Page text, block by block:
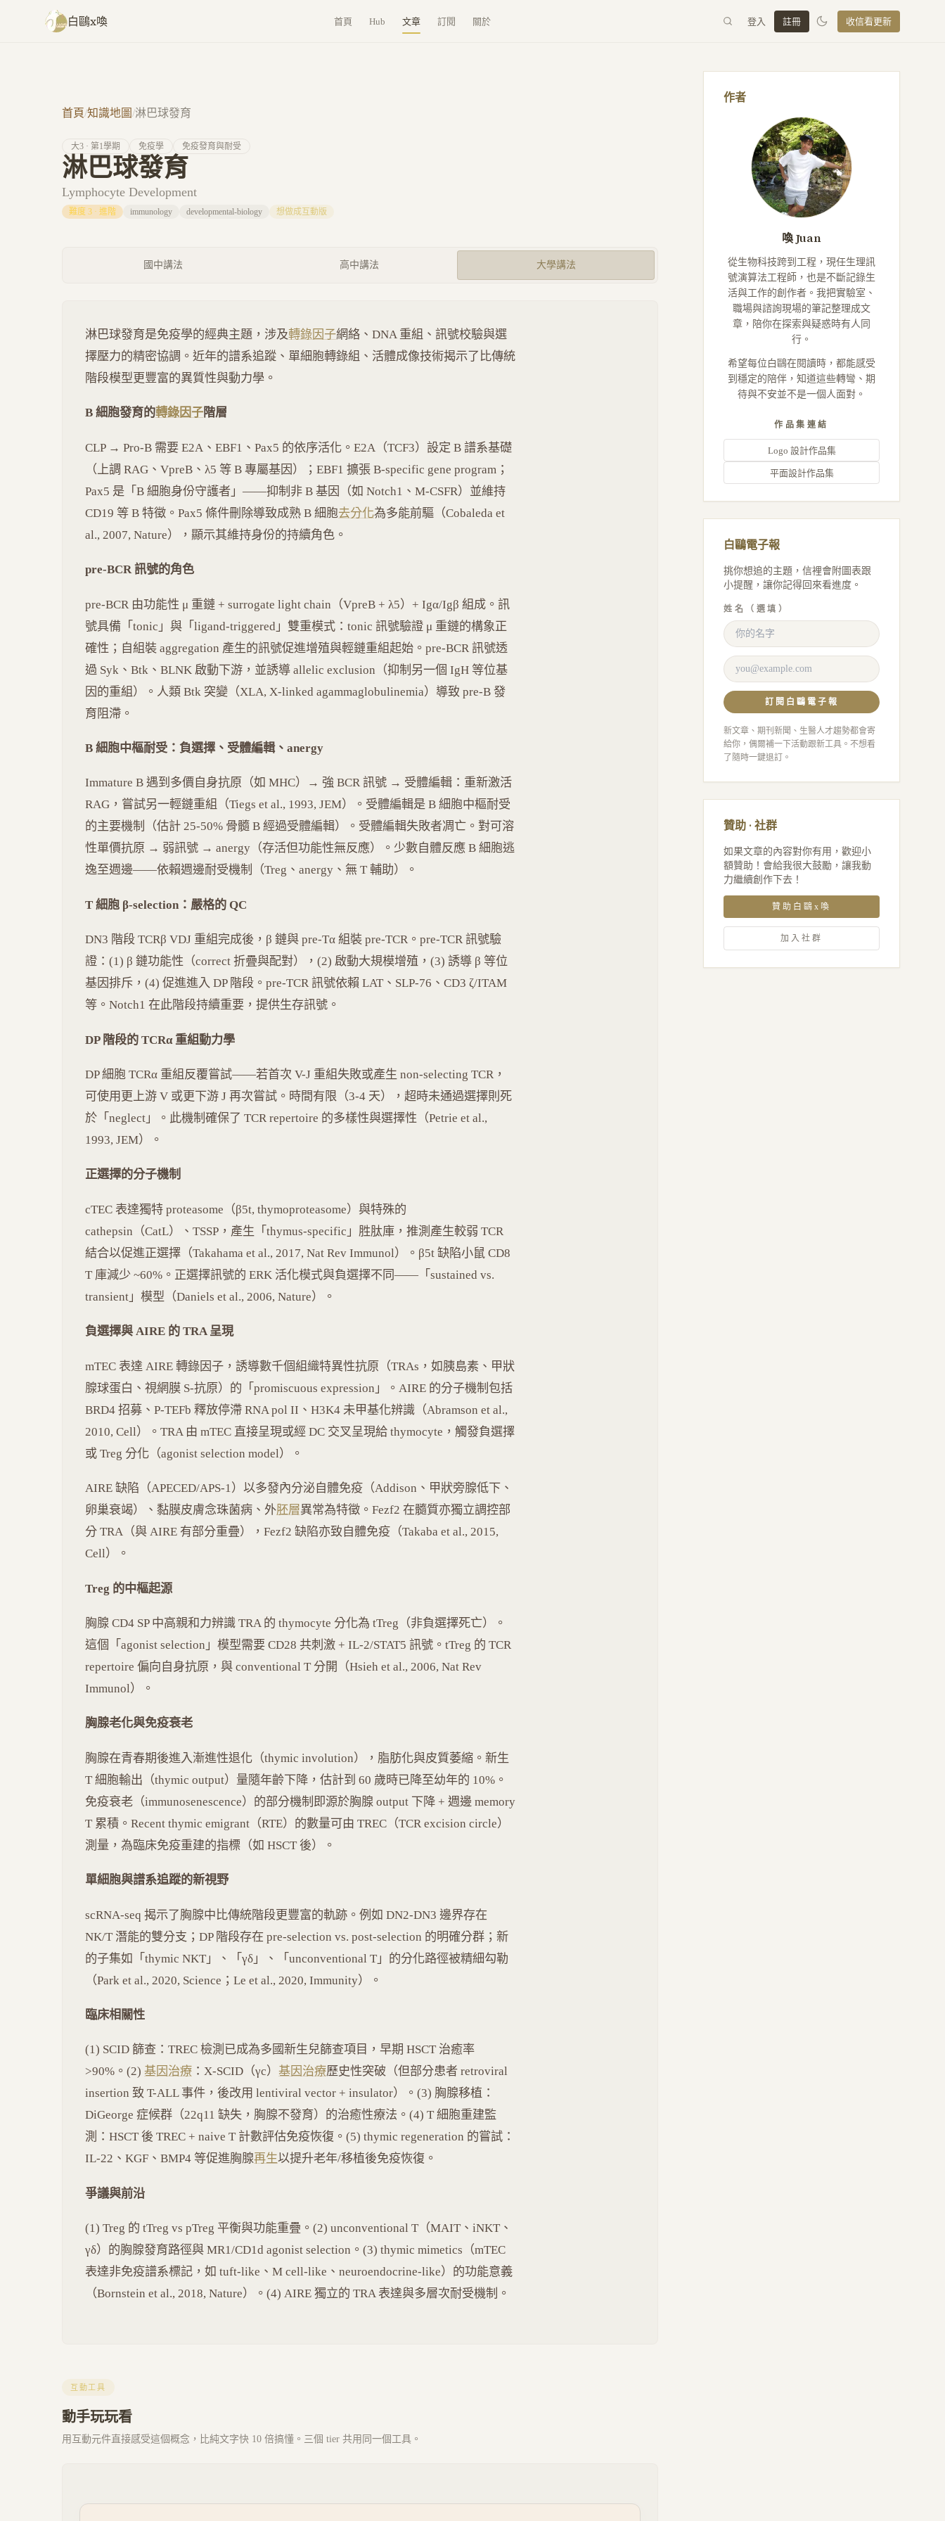
跳至主要內容
白鷗x喚 首頁 Hub 文章 訂閱 關於 登入 註冊 收信看更新
首頁/知識地圖/淋巴球發育
大3 · 第1學期 免疫學 免疫發育與耐受
淋巴球發育
Lymphocyte Development
難度 3 · 進階 immunology developmental-biology 想做成互動版
國中講法 高中講法 大學講法
淋巴球發育是免疫學的經典主題，涉及轉錄因子網絡、DNA 重組、訊號校驗與選
擇壓力的精密協調。近年的譜系追蹤、單細胞轉錄組、活體成像技術揭示了比傳統
階段模型更豐富的異質性與動力學。
B 細胞發育的轉錄因子階層
CLP → Pro-B 需要 E2A、EBF1、Pax5 的依序活化。E2A（TCF3）設定 B 譜系基礎
（上調 RAG、VpreB、λ5 等 B 專屬基因）；EBF1 擴張 B-specific gene program；
Pax5 是「B 細胞身份守護者」——抑制非 B 基因（如 Notch1、M-CSFR）並維持
CD19 等 B 特徵。Pax5 條件刪除導致成熟 B 細胞去分化為多能前驅（Cobaleda et
al., 2007, Nature），顯示其維持身份的持續角色。
pre-BCR 訊號的角色
pre-BCR 由功能性 μ 重鏈 + surrogate light chain（VpreB + λ5）+ Igα/Igβ 組成。訊
號具備「tonic」與「ligand-triggered」雙重模式：tonic 訊號驗證 μ 重鏈的構象正
確性；自組裝 aggregation 產生的訊號促進增殖與輕鏈重組起始。pre-BCR 訊號透
過 Syk、Btk、BLNK 啟動下游，並誘導 allelic exclusion（抑制另一個 IgH 等位基
因的重組）。人類 Btk 突變（XLA, X-linked agammaglobulinemia）導致 pre-B 發
育阻滯。
B 細胞中樞耐受：負選擇、受體編輯、anergy
Immature B 遇到多價自身抗原（如 MHC）→ 強 BCR 訊號 → 受體編輯：重新激活
RAG，嘗試另一輕鏈重組（Tiegs et al., 1993, JEM）。受體編輯是 B 細胞中樞耐受
的主要機制（估計 25-50% 骨髓 B 經過受體編輯）。受體編輯失敗者凋亡。對可溶
性單價抗原 → 弱訊號 → anergy（存活但功能性無反應）。少數自體反應 B 細胞逃
逸至週邊——依賴週邊耐受機制（Treg、anergy、無 T 輔助）。
T 細胞 β-selection：嚴格的 QC
DN3 階段 TCRβ VDJ 重組完成後，β 鏈與 pre-Tα 組裝 pre-TCR。pre-TCR 訊號驗
證：(1) β 鏈功能性（correct 折疊與配對），(2) 啟動大規模增殖，(3) 誘導 β 等位
基因排斥，(4) 促進進入 DP 階段。pre-TCR 訊號依賴 LAT、SLP-76、CD3 ζ/ITAM
等。Notch1 在此階段持續重要，提供生存訊號。
DP 階段的 TCRα 重組動力學
DP 細胞 TCRα 重組反覆嘗試——若首次 V-J 重組失敗或產生 non-selecting TCR，
可使用更上游 V 或更下游 J 再次嘗試。時間有限（3-4 天），超時未通過選擇則死
於「neglect」。此機制確保了 TCR repertoire 的多樣性與選擇性（Petrie et al.,
1993, JEM）。
正選擇的分子機制
cTEC 表達獨特 proteasome（β5t, thymoproteasome）與特殊的
cathepsin（CatL）、TSSP，產生「thymus-specific」胜肽庫，推測產生較弱 TCR
結合以促進正選擇（Takahama et al., 2017, Nat Rev Immunol）。β5t 缺陷小鼠 CD8
T 庫減少 ~60%。正選擇訊號的 ERK 活化模式與負選擇不同——「sustained vs.
transient」模型（Daniels et al., 2006, Nature）。
負選擇與 AIRE 的 TRA 呈現
mTEC 表達 AIRE 轉錄因子，誘導數千個組織特異性抗原（TRAs，如胰島素、甲狀
腺球蛋白、視網膜 S-抗原）的「promiscuous expression」。AIRE 的分子機制包括
BRD4 招募、P-TEFb 釋放停滯 RNA pol II、H3K4 未甲基化辨識（Abramson et al.,
2010, Cell）。TRA 由 mTEC 直接呈現或經 DC 交叉呈現給 thymocyte，觸發負選擇
或 Treg 分化（agonist selection model）。
AIRE 缺陷（APECED/APS-1）以多發內分泌自體免疫（Addison、甲狀旁腺低下、
卵巢衰竭）、黏膜皮膚念珠菌病、外胚層異常為特徵。Fezf2 在髓質亦獨立調控部
分 TRA（與 AIRE 有部分重疊），Fezf2 缺陷亦致自體免疫（Takaba et al., 2015,
Cell）。
Treg 的中樞起源
胸腺 CD4 SP 中高親和力辨識 TRA 的 thymocyte 分化為 tTreg（非負選擇死亡）。
這個「agonist selection」模型需要 CD28 共刺激 + IL-2/STAT5 訊號。tTreg 的 TCR
repertoire 偏向自身抗原，與 conventional T 分開（Hsieh et al., 2006, Nat Rev
Immunol）。
胸腺老化與免疫衰老
胸腺在青春期後進入漸進性退化（thymic involution），脂肪化與皮質萎縮。新生
T 細胞輸出（thymic output）量隨年齡下降，估計到 60 歲時已降至幼年的 10%。
免疫衰老（immunosenescence）的部分機制即源於胸腺 output 下降 + 週邊 memory
T 累積。Recent thymic emigrant（RTE）的數量可由 TREC（TCR excision circle）
測量，為臨床免疫重建的指標（如 HSCT 後）。
單細胞與譜系追蹤的新視野
scRNA-seq 揭示了胸腺中比傳統階段更豐富的軌跡。例如 DN2-DN3 邊界存在
NK/T 潛能的雙分支；DP 階段存在 pre-selection vs. post-selection 的明確分群；新
的子集如「thymic NKT」、「γδ」、「unconventional T」的分化路徑被精細勾勒
（Park et al., 2020, Science；Le et al., 2020, Immunity）。
臨床相關性
(1) SCID 篩查：TREC 檢測已成為多國新生兒篩查項目，早期 HSCT 治癒率
>90%。(2) 基因治療 ：X-SCID（γc） 基因治療歷史性突破（但部分患者 retroviral
insertion 致 T-ALL 事件，後改用 lentiviral vector + insulator）。(3) 胸腺移植：
DiGeorge 症候群（22q11 缺失，胸腺不發育）的治癒性療法。(4) T 細胞重建監
測：HSCT 後 TREC + naive T 計數評估免疫恢復。(5) thymic regeneration 的嘗試：
IL-22、KGF、BMP4 等促進胸腺再生以提升老年/移植後免疫恢復。
爭議與前沿
(1) Treg 的 tTreg vs pTreg 平衡與功能重疊。(2) unconventional T（MAIT、iNKT、
γδ）的胸腺發育路徑與 MR1/CD1d agonist selection。(3) thymic mimetics（mTEC
表達非免疫譜系標記，如 tuft-like、M cell-like、neuroendocrine-like）的功能意義
（Bornstein et al., 2018, Nature）。(4) AIRE 獨立的 TRA 表達與多層次耐受機制。
互動工具
動手玩玩看
用互動元件直接感受這個概念，比純文字快 10 倍搞懂。三個 tier 共用同一個工具。
作者
喚 Juan
從生物科技跨到工程，現任生理訊
號演算法工程師，也是不斷記錄生
活與工作的創作者。我把實驗室、
職場與諮詢現場的筆記整理成文
章，陪你在探索與疑惑時有人同
行。
希望每位白鷗在閱讀時，都能感受
到穩定的陪伴，知道這些轉彎、期
待與不安並不是一個人面對。
作品集連結
Logo 設計作品集
平面設計作品集
白鷗電子報
挑你想追的主題，信裡會附圖表跟
小提醒，讓你記得回來看進度。
姓名（選填）
訂閱白鷗電子報
新文章、期刊新聞、生醫人才趨勢都會寄
給你，偶爾補一下活動跟新工具。不想看
了隨時一鍵退訂。
贊助 · 社群
如果文章的內容對你有用，歡迎小
額贊助！會給我很大鼓勵，讓我動
力繼續創作下去！
贊助白鷗x喚
加入社群